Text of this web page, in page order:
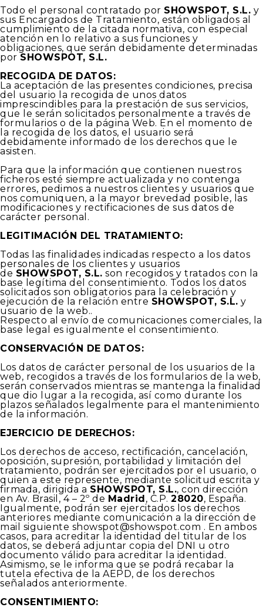
Todo el personal contratado por SHOWSPOT, S.L. y
sus Encargados de Tratamiento, están obligados al
cumplimiento de la citada normativa, con especial
atención en lo relativo a sus funciones y
obligaciones, que serán debidamente determinadas
por SHOWSPOT, S.L.
RECOGIDA DE DATOS:
La aceptación de las presentes condiciones, precisa
del usuario la recogida de unos datos
imprescindibles para la prestación de sus servicios,
que le serán solicitados personalmente a través de
formularios o de la página Web. En el momento de
la recogida de los datos, el usuario será
debidamente informado de los derechos que le
asisten.
Para que la información que contienen nuestros
ficheros esté siempre actualizada y no contenga
errores, pedimos a nuestros clientes y usuarios que
nos comuniquen, a la mayor brevedad posible, las
modificaciones y rectificaciones de sus datos de
carácter personal.
LEGITIMACIÓN DEL TRATAMIENTO:
Todas las finalidades indicadas respecto a los datos
personales de los clientes y usuarios
de SHOWSPOT, S.L. son recogidos y tratados con la
base legítima del consentimiento. Todos los datos
solicitados son obligatorios para la celebración y
ejecución de la relación entre SHOWSPOT, S.L. y
usuario de la web..
Respecto al envío de comunicaciones comerciales, la
base legal es igualmente el consentimiento.
CONSERVACIÓN DE DATOS:
Los datos de carácter personal de los usuarios de la
web, recogidos a través de los formularios de la web,
serán conservados mientras se mantenga la finalidad
que dio lugar a la recogida, así como durante los
plazos señalados legalmente para el mantenimiento
de la información.
EJERCICIO DE DERECHOS:
Los derechos de acceso, rectificación, cancelación,
oposición, supresión, portabilidad y limitación del
tratamiento, podrán ser ejercitados por el usuario, o
quien a este represente, mediante solicitud escrita y
firmada, dirigida a SHOWSPOT, S.L., con dirección
en Av. Brasil, 4 – 2º de Madrid, C.P. 28020, España.
Igualmente, podrán ser ejercitados los derechos
anteriores mediante comunicación a la dirección de
mail siguiente showspot@showspot.com . En ambos
casos, para acreditar la identidad del titular de los
datos, se deberá adjuntar copia del DNI u otro
documento válido para acreditar la identidad.
Asimismo, se le informa que se podrá recabar la
tutela efectiva de la AEPD, de los derechos
señalados anteriormente.
CONSENTIMIENTO: